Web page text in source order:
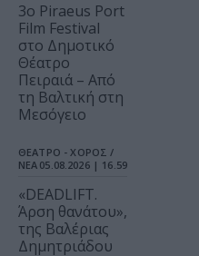
3o Piraeus Port
Film Festival
στο Δημοτικό
Θέατρο
Πειραιά – Από
τη Βαλτική στη
Μεσόγειο
ΘΕΑΤΡΟ - ΧΟΡΟΣ /
ΝΕΑ 05.08.2026 | 16.59
«DEADLIFT.
Άρση θανάτου»,
της Βαλέριας
Δημητριάδου